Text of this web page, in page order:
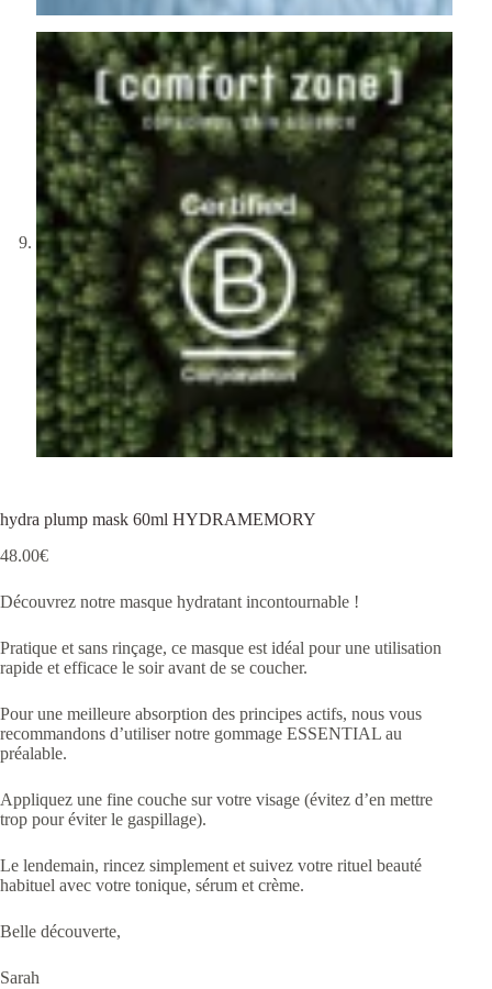
hydra plump mask 60ml HYDRAMEMORY
48.00€
Découvrez notre masque hydratant incontournable !
Pratique et sans rinçage, ce masque est idéal pour une utilisation
rapide et efficace le soir avant de se coucher.
Pour une meilleure absorption des principes actifs, nous vous
recommandons d’utiliser notre gommage ESSENTIAL au
préalable.
Appliquez une fine couche sur votre visage (évitez d’en mettre
trop pour éviter le gaspillage).
Le lendemain, rincez simplement et suivez votre rituel beauté
habituel avec votre tonique, sérum et crème.
Belle découverte,
Sarah